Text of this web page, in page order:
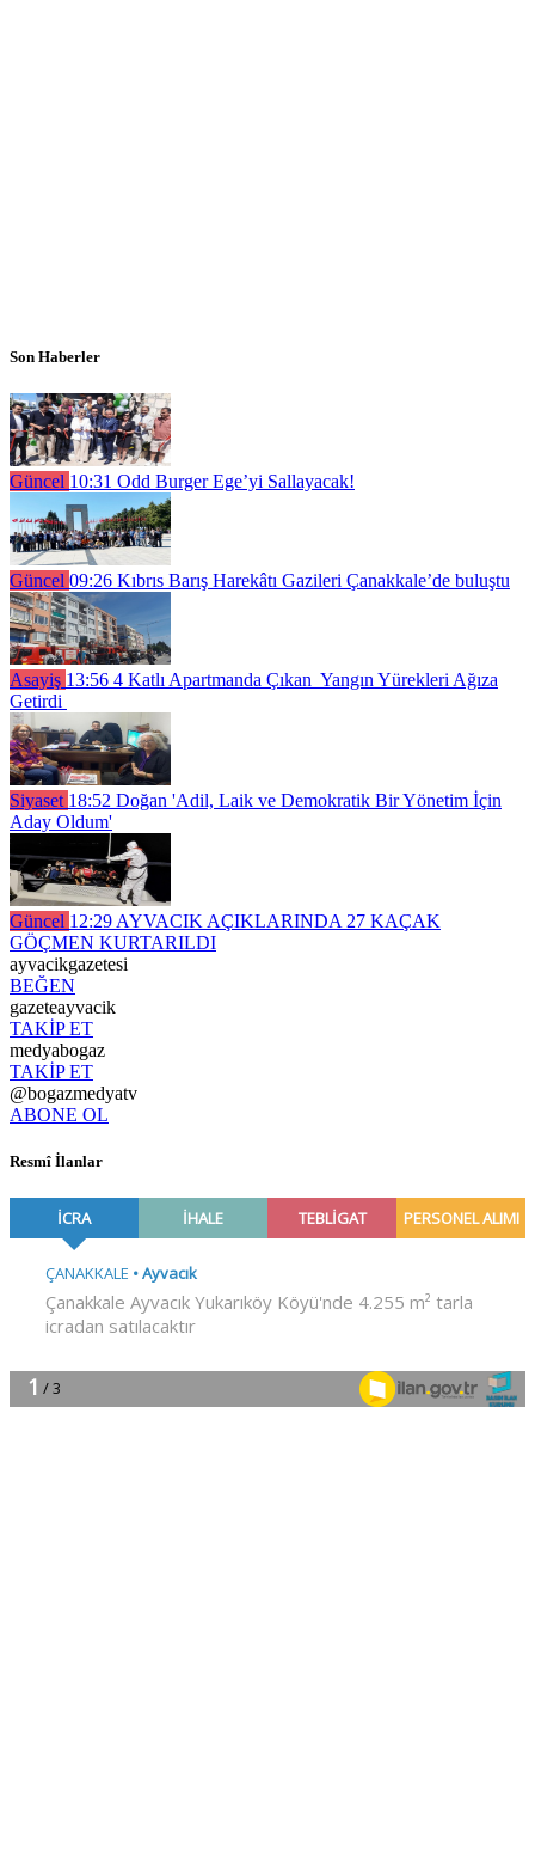
Son Haberler
Güncel 10:31 Odd Burger Ege’yi Sallayacak!
Güncel 09:26 Kıbrıs Barış Harekâtı Gazileri Çanakkale’de buluştu
Asayiş 13:56 4 Katlı Apartmanda Çıkan Yangın Yürekleri Ağıza
Getirdi
Siyaset 18:52 Doğan 'Adil, Laik ve Demokratik Bir Yönetim İçin
Aday Oldum'
Güncel 12:29 AYVACIK AÇIKLARINDA 27 KAÇAK
GÖÇMEN KURTARILDI
ayvacikgazetesi
BEĞEN
gazeteayvacik
TAKİP ET
medyabogaz
TAKİP ET
@bogazmedyatv
ABONE OL
Resmî İlanlar